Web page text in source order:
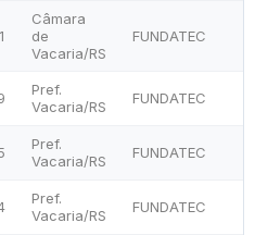
Câmara
de
Vacaria/RS
FUNDATEC
Pref.
Vacaria/RS
FUNDATEC
Pref.
Vacaria/RS
FUNDATEC
Pref.
Vacaria/RS
FUNDATEC